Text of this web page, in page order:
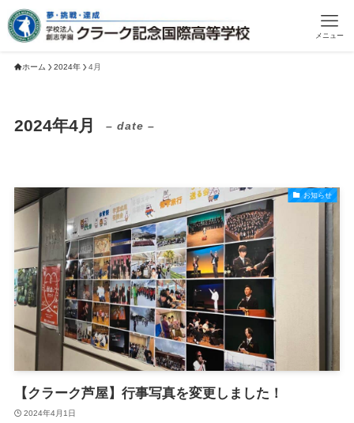
メニュー
ホーム 2024年 4月
2024年4月 – date –
お知らせ
【クラーク芦屋】行事写真を変更しました！
2024年4月1日